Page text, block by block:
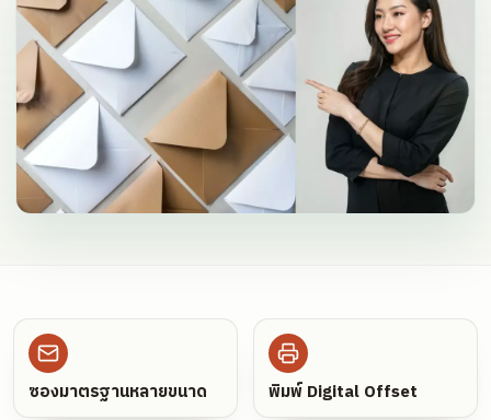
ซองมาตรฐานหลายขนาด พิมพ์ Digital Offset